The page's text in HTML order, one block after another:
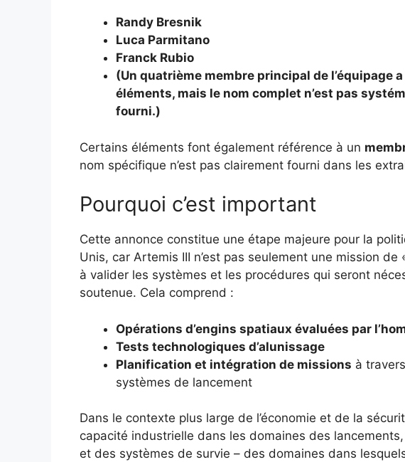
Randy Bresnik
Luca Parmitano
Franck Rubio
(Un quatrième membre principal de l’équipage
éléments, mais le nom complet n’est pas
fourni.)
Certains éléments font également référence à un
nom spécifique n’est pas clairement fourni dans les
Pourquoi c’est important
Cette annonce constitue une étape majeure pour la
Unis, car Artemis III n’est pas seulement une mission
à valider les systèmes et les procédures qui seront
soutenue. Cela comprend :
Opérations d’engins spatiaux évaluées par
Tests technologiques d’alunissage
Planification et intégration de missions à
systèmes de lancement
Dans le contexte plus large de l’économie et de la
capacité industrielle dans les domaines des
et des systèmes de survie – des domaines dans